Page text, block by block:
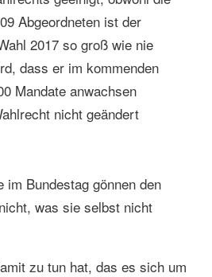
Abgeordneten ist der
2017 so groß wie nie
dass er im kommenden
Mandate anwachsen
nicht geändert
im Bundestag gönnen den
was sie selbst nicht
zu tun hat, das es sich um